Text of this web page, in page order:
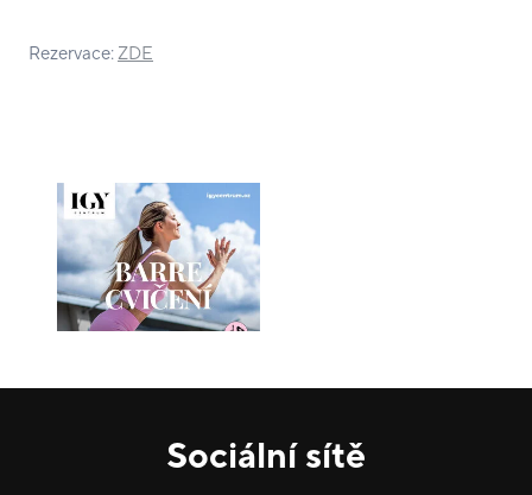
Rezervace:ZDE
Sociální sítě